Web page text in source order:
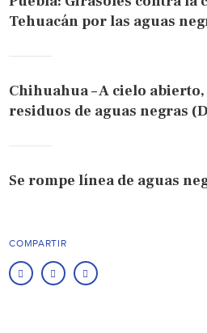
Tehuacán por las aguas
Chihuahua – A cielo
residuos de aguas negras
Se rompe línea de aguas
COMPARTIR